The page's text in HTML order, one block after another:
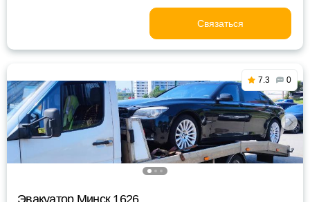
Связаться
7.3 0
Эвакуатор Минск 1626